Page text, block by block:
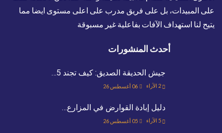
على المبيدات، بل على فريق مدرب على اعلى مستوى ايضا مما
يتيح لنا استهداف الآفات بفاعلية غير مسبوقة
أحدث المنشورات
جيش الحديقة الصديق: كيف تجند 5…
06 أغسطس 26 الآراء
دليل إبادة القوارض في المزارع…
05 أغسطس 26 الآراء